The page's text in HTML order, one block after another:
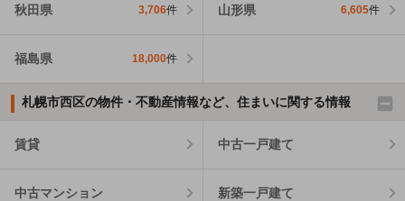
秋田県 3,706件 山形県 6,605件
福島県 18,000件
札幌市西区の物件・不動産情報など、住まいに関する情報
賃貸 中古一戸建て
中古マンション 新築一戸建て